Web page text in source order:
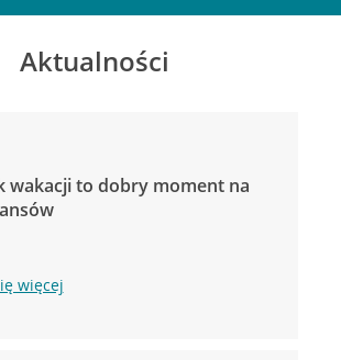
Aktualności
wakacji to dobry moment na
więcej